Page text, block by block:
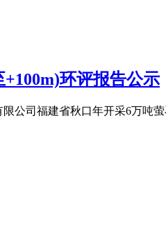
环评报告公示
公司福建省秋口年开采6万